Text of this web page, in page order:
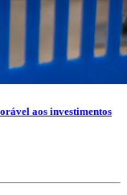
aos investimentos